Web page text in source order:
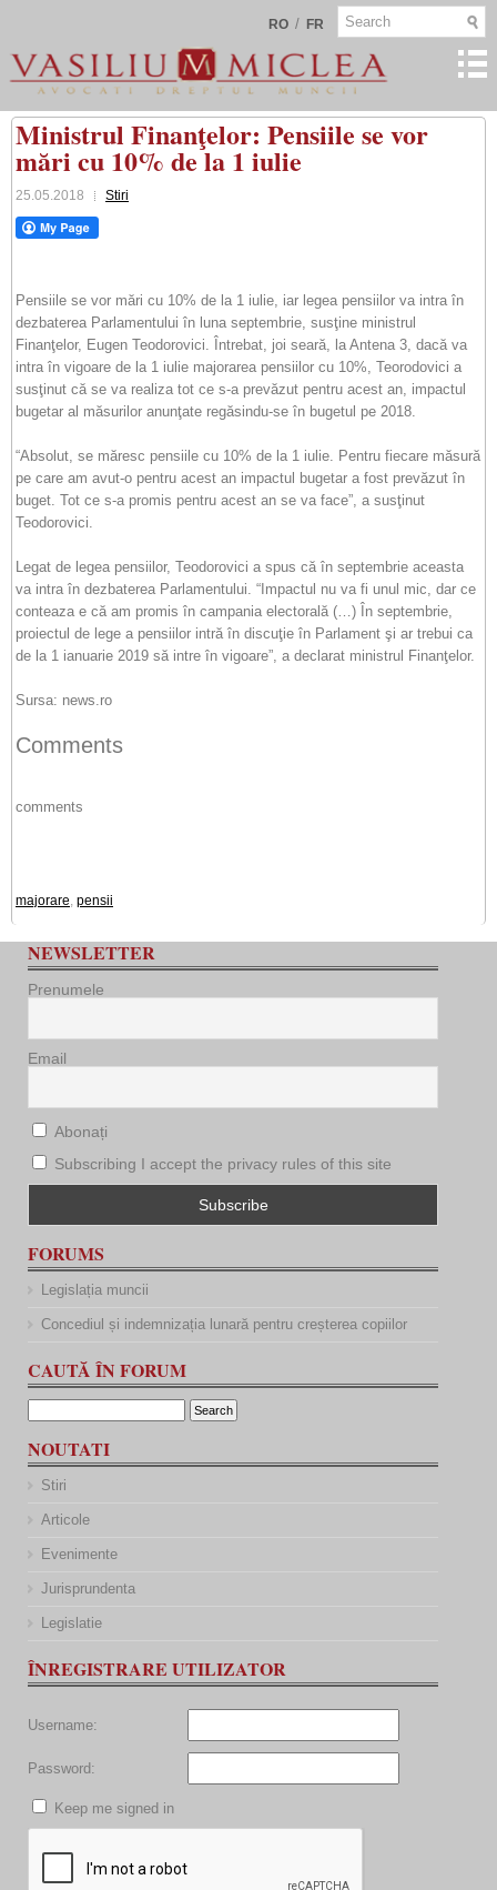
RO / FR
Ministrul Finanţelor: Pensiile se vor
mări cu 10% de la 1 iulie
25.05.2018 Stiri
Pensiile se vor mări cu 10% de la 1 iulie, iar legea pensiilor va intra în
dezbaterea Parlamentului în luna septembrie, susţine ministrul
Finanţelor, Eugen Teodorovici. Întrebat, joi seară, la Antena 3, dacă va
intra în vigoare de la 1 iulie majorarea pensiilor cu 10%, Teorodovici a
susţinut că se va realiza tot ce s-a prevăzut pentru acest an, impactul
bugetar al măsurilor anunţate regăsindu-se în bugetul pe 2018.
“Absolut, se măresc pensiile cu 10% de la 1 iulie. Pentru fiecare măsură
pe care am avut-o pentru acest an impactul bugetar a fost prevăzut în
buget. Tot ce s-a promis pentru acest an se va face”, a susţinut
Teodorovici.
Legat de legea pensiilor, Teodorovici a spus că în septembrie aceasta
va intra în dezbaterea Parlamentului. “Impactul nu va fi unul mic, dar ce
conteaza e că am promis în campania electorală (…) În septembrie,
proiectul de lege a pensiilor intră în discuţie în Parlament şi ar trebui ca
de la 1 ianuarie 2019 să intre în vigoare”, a declarat ministrul Finanţelor.
Sursa: news.ro
Comments
comments
majorare, pensii
NEWSLETTER
Prenumele
Email
Abonați
Subscribing I accept the privacy rules of this site
FORUMS
Legislația muncii
Concediul și indemnizația lunară pentru creșterea copiilor
CAUTĂ ÎN FORUM
NOUTATI
Stiri
Articole
Evenimente
Jurisprundenta
Legislatie
ÎNREGISTRARE UTILIZATOR
Username:
Password:
Keep me signed in